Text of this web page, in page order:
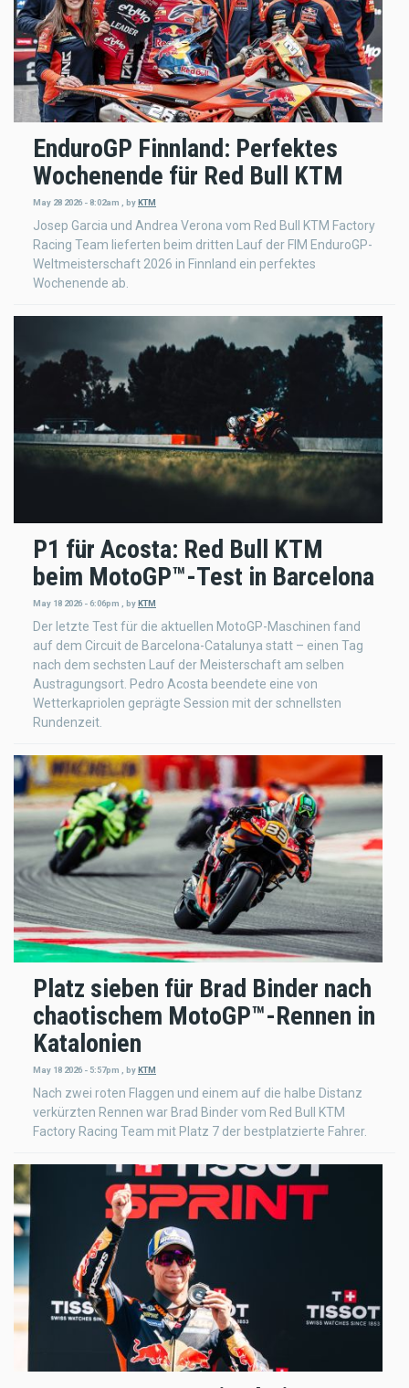
EnduroGP Finnland: Perfektes
Wochenende für Red Bull KTM
May 28 2026 - 8:02am byKTM
Josep Garcia und Andrea Verona vom Red Bull KTM Factory
Racing Team lieferten beim dritten Lauf der FIM EnduroGP-
Weltmeisterschaft 2026 in Finnland ein perfektes
Wochenende ab.
P1 für Acosta: Red Bull KTM
beim MotoGP™-Test in Barcelona
May 18 2026 - 6:06pm byKTM
Der letzte Test für die aktuellen MotoGP-Maschinen fand
auf dem Circuit de Barcelona-Catalunya statt – einen Tag
nach dem sechsten Lauf der Meisterschaft am selben
Austragungsort. Pedro Acosta beendete eine von
Wetterkapriolen geprägte Session mit der schnellsten
Rundenzeit.
Platz sieben für Brad Binder nach
chaotischem MotoGP™-Rennen in
Katalonien
May 18 2026 - 5:57pm , byKTM
Nach zwei roten Flaggen und einem auf die halbe Distanz
verkürzten Rennen war Brad Binder vom Red Bull KTM
Factory Racing Team mit Platz 7 der bestplatzierte Fahrer.